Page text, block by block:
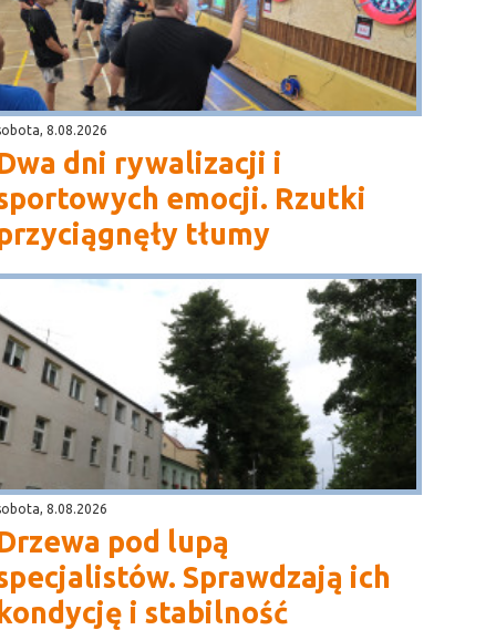
8.08.2026
dni rywalizacji i
emocji. Rzutki
tłumy
8.08.2026
pod lupą
Sprawdzają ich
kondycję i stabilność